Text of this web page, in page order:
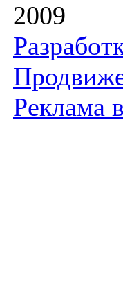
2009
Реклама